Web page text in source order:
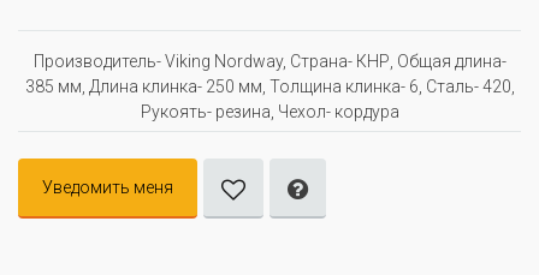
Производитель- Viking Nordway, Страна- КНР, Oбщая длина-
385 мм, Длина клинка- 250 мм, Толщина клинка- 6, Сталь- 420,
Рукоять- резина, Чехол- кордура
Уведомить меня